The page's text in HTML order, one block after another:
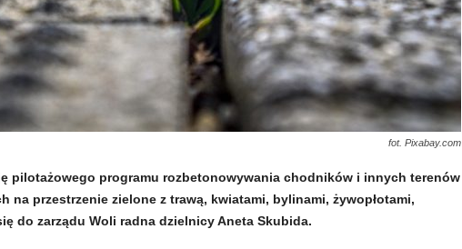
fot. Pixabay.com
pilotażowego programu rozbetonowywania chodników i innych terenów
na przestrzenie zielone z trawą, kwiatami, bylinami, żywopłotami,
do zarządu Woli radna dzielnicy Aneta Skubida.